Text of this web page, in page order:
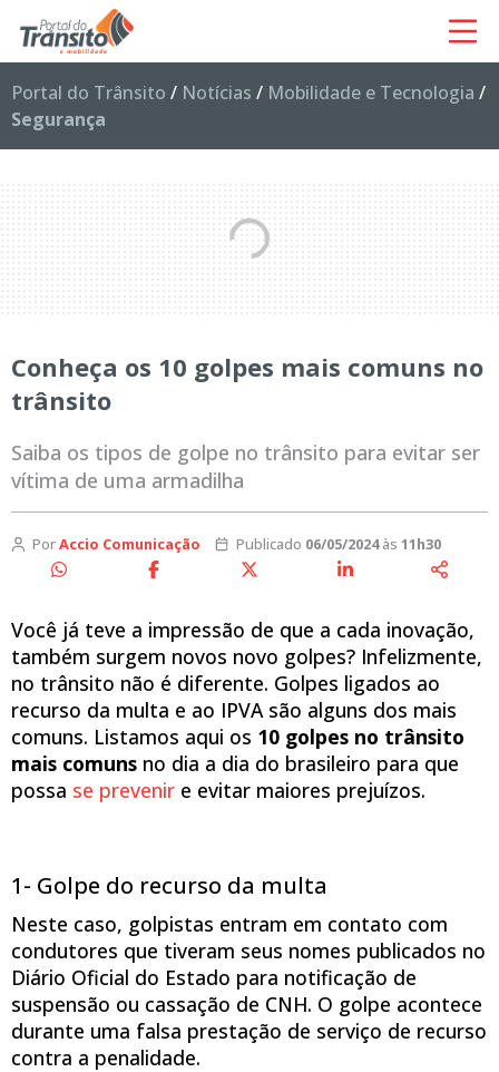
Portal do Trânsito / Notícias / Mobilidade e Tecnologia /
Segurança
Conheça os 10 golpes mais comuns no
trânsito
Saiba os tipos de golpe no trânsito para evitar ser
vítima de uma armadilha
PorAccio Comunicação Publicado 06/05/2024às 11h30
Você já teve a impressão de que a cada inovação,
também surgem novos novo golpes? Infelizmente,
no trânsito não é diferente. Golpes ligados ao
recurso da multa e ao IPVA são alguns dos mais
comuns. Listamos aqui os 10 golpes no trânsito
mais comuns no dia a dia do brasileiro para que
possa se prevenir e evitar maiores prejuízos.
1- Golpe do recurso da multa
Neste caso, golpistas entram em contato com
condutores que tiveram seus nomes publicados no
Diário Oficial do Estado para notificação de
suspensão ou cassação de CNH. O golpe acontece
durante uma falsa prestação de serviço de recurso
contra a penalidade.